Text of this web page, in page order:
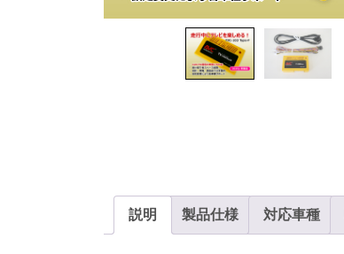
説明 製品仕様 対応車種